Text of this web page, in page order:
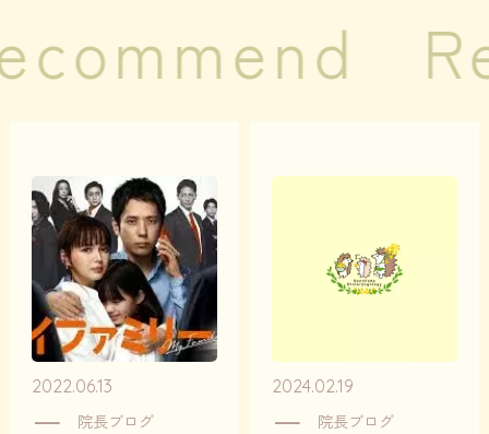
2022.06.13
院長ブログ
2024.02.19
院長ブログ